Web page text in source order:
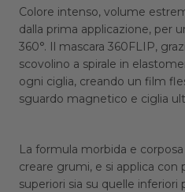
Colore intenso, volume
dalla prima applicazione, per
360°. Il mascara 360FLIP,
scovolino a spirale in
ogni ciglia, creando un film
sguardo magnetico e ciglia
La formula morbida e
creare grumi, e si applica con
superiori sia su quelle